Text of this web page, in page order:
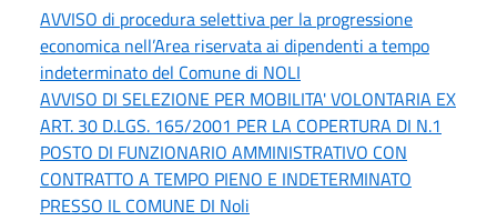
AVVISO di procedura selettiva per la progressione
economica nell’Area riservata ai dipendenti a tempo
indeterminato del Comune di NOLI
AVVISO DI SELEZIONE PER MOBILITA' VOLONTARIA EX
ART. 30 D.LGS. 165/2001 PER LA COPERTURA DI N.1
POSTO DI FUNZIONARIO AMMINISTRATIVO CON
CONTRATTO A TEMPO PIENO E INDETERMINATO
PRESSO IL COMUNE DI Noli